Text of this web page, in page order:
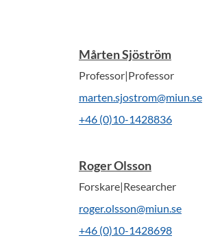
Mårten Sjöström
Professor|Professor
marten.sjostrom@miun.se
+46 (0)10-1428836
Roger Olsson
Forskare|Researcher
roger.olsson@miun.se
+46 (0)10-1428698